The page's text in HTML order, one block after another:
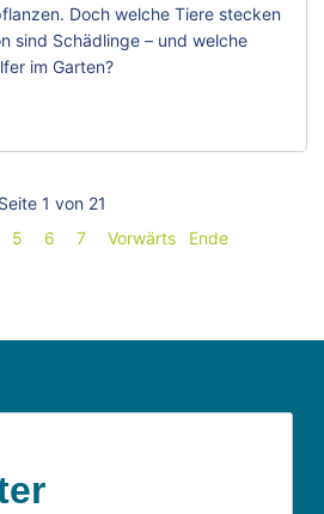
Doch welche Tiere stecken
sind Schädlinge – und welche
im Garten?
Seite 1 von 21
5 6 7 Vorwärts Ende